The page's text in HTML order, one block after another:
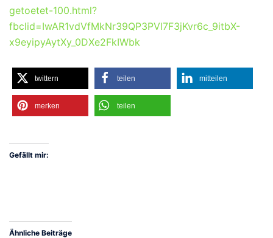
getoetet-100.html?
fbclid=IwAR1vdVfMkNr39QP3PVl7F3jKvr6c_9itbX-
x9eyipyAytXy_0DXe2FkIWbk
twittern teilen mitteilen
merken teilen
Gefällt mir:
Ähnliche Beiträge